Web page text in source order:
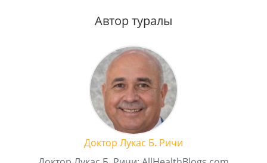
Автор туралы
Доктор Лукас Б. Ричи